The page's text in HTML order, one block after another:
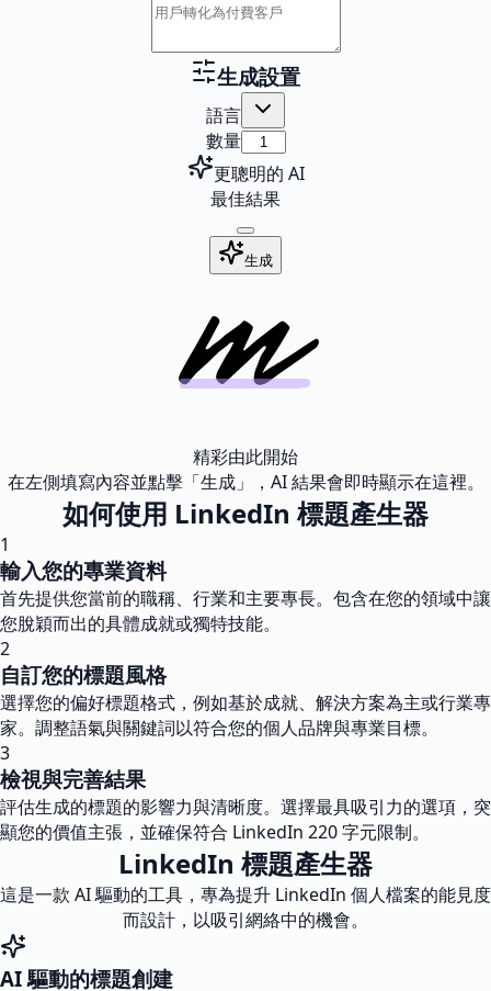
生成設置
語言
數量
更聰明的 AI
最佳結果
生成
精彩由此開始
在左側填寫內容並點擊「生成」，AI 結果會即時顯示在這裡。
如何使用 LinkedIn 標題產生器
1
輸入您的專業資料
首先提供您當前的職稱、行業和主要專長。包含在您的領域中讓
您脫穎而出的具體成就或獨特技能。
2
自訂您的標題風格
選擇您的偏好標題格式，例如基於成就、解決方案為主或行業專
家。調整語氣與關鍵詞以符合您的個人品牌與專業目標。
3
檢視與完善結果
評估生成的標題的影響力與清晰度。選擇最具吸引力的選項，突
顯您的價值主張，並確保符合 LinkedIn 220 字元限制。
LinkedIn 標題產生器
這是一款 AI 驅動的工具，專為提升 LinkedIn 個人檔案的能見度
而設計，以吸引網絡中的機會。
AI 驅動的標題創建